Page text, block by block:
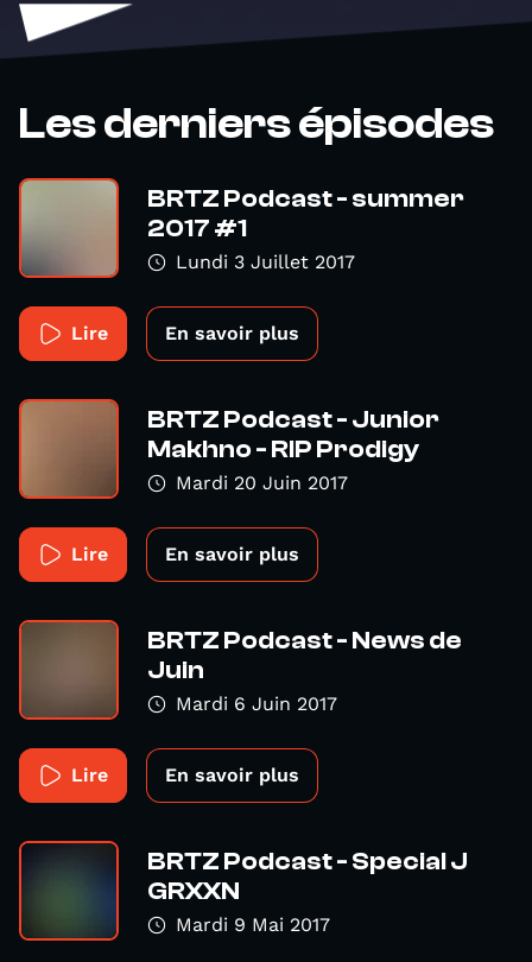
Les derniers épisodes
BRTZ Podcast - summer
2017 #1
Lundi 3 Juillet 2017
Lire En savoir plus
BRTZ Podcast - Junior
Makhno - RIP Prodigy
Mardi 20 Juin 2017
Lire En savoir plus
BRTZ Podcast - News de
Juin
Mardi 6 Juin 2017
Lire En savoir plus
BRTZ Podcast - Special J
GRXXN
Mardi 9 Mai 2017